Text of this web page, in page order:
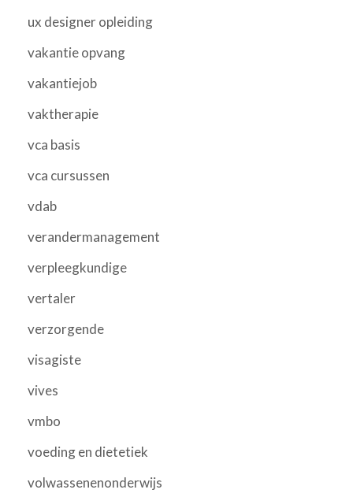
ux designer opleiding
vakantie opvang
vakantiejob
vaktherapie
vca basis
vca cursussen
vdab
verandermanagement
verpleegkundige
vertaler
verzorgende
visagiste
vives
vmbo
voeding en dietetiek
volwassenenonderwijs